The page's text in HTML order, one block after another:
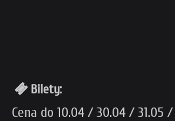
Bilety:
Cena do 10.04 / 30.04 / 31.05